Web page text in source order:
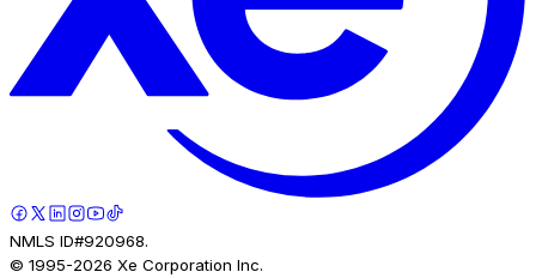
NMLS ID#920968.
© 1995-2026 Xe Corporation Inc.